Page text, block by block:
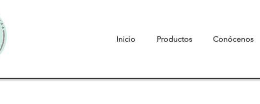
Inicio Productos Conócenos